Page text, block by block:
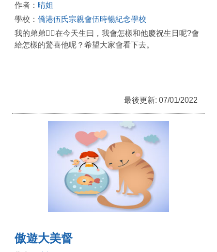
作者： 晴姐
學校： 僑港伍氏宗親會伍時暢紀念學校
我的弟弟🧍‍♂️在今天生曰，我會怎樣和他慶祝生日呢?會
給怎樣的驚喜他呢？希望大家會看下去。
最後更新: 07/01/2022
傲遊大美督